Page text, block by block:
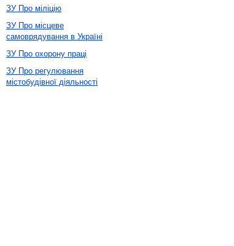
ЗУ Про міліцію
ЗУ Про місцеве
самоврядування в Україні
ЗУ Про охорону праці
ЗУ Про регулювання
містобудівної діяльності